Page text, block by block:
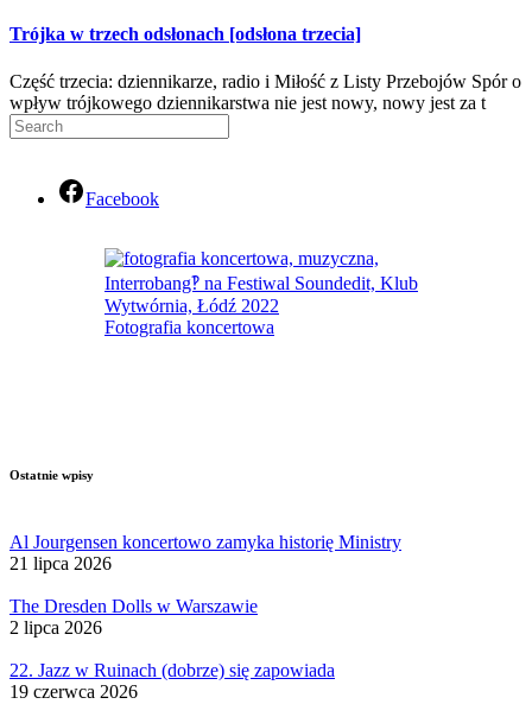
Trójka w trzech odsłonach [odsłona trzecia]
Część trzecia: dziennikarze, radio i Miłość z Listy Przebojów Spór o
wpływ trójkowego dziennikarstwa nie jest nowy, nowy jest za t
Facebook
Fotografia koncertowa
Ostatnie wpisy
Al Jourgensen koncertowo zamyka historię Ministry
21 lipca 2026
The Dresden Dolls w Warszawie
2 lipca 2026
22. Jazz w Ruinach (dobrze) się zapowiada
19 czerwca 2026